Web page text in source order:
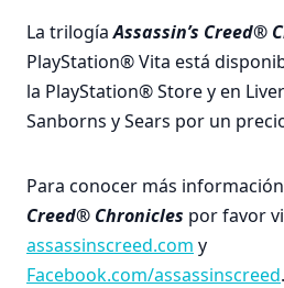
La trilogíaAssassin’s Creed®
PlayStation® Vita está
la PlayStation® Store y en
Sanborns y Sears por un
Para conocer más
Creed® Chronicles por favor
assassinscreed.com y
Facebook.com/assassinscreed.